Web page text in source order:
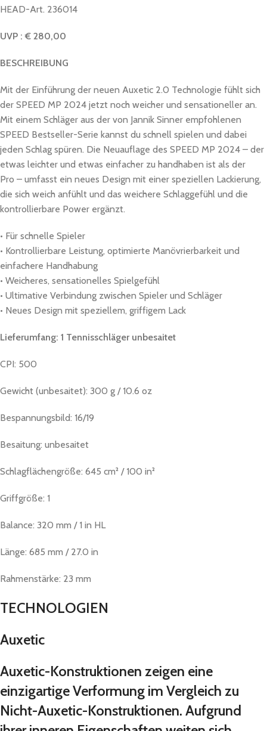
HEAD-Art. 236014
UVP : € 280,00
BESCHREIBUNG
Mit der Einführung der neuen Auxetic 2.0 Technologie fühlt sich
der SPEED MP 2024 jetzt noch weicher und sensationeller an.
Mit einem Schläger aus der von Jannik Sinner empfohlenen
SPEED Bestseller-Serie kannst du schnell spielen und dabei
jeden Schlag spüren. Die Neuauflage des SPEED MP 2024 – der
etwas leichter und etwas einfacher zu handhaben ist als der
Pro – umfasst ein neues Design mit einer speziellen Lackierung,
die sich weich anfühlt und das weichere Schlaggefühl und die
kontrollierbare Power ergänzt.
• Für schnelle Spieler
• Kontrollierbare Leistung, optimierte Manövrierbarkeit und
einfachere Handhabung
• Weicheres, sensationelles Spielgefühl
• Ultimative Verbindung zwischen Spieler und Schläger
• Neues Design mit speziellem, griffigem Lack
Lieferumfang: 1 Tennisschläger unbesaitet
CPI: 500
Gewicht (unbesaitet): 300 g / 10.6 oz
Bespannungsbild: 16/19
Besaitung: unbesaitet
Schlagflächengröße: 645 cm² / 100 in²
Griffgröße: 1
Balance: 320 mm / 1 in HL
Länge: 685 mm / 27.0 in
Rahmenstärke: 23 mm
TECHNOLOGIEN
Auxetic
Auxetic-Konstruktionen zeigen eine
einzigartige Verformung im Vergleich zu
Nicht-Auxetic-Konstruktionen. Aufgrund